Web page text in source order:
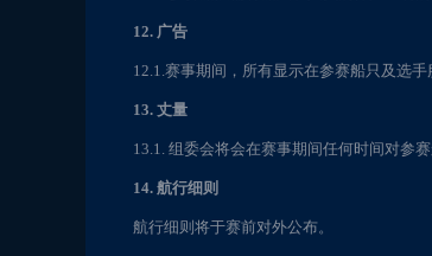
12. 广告
12.1.赛事期间，所有显示在参赛船只及选
13. 丈量
13.1. 组委会将会在赛事期间任何时间对参
14. 航行细则
航行细则将于赛前对外公布。